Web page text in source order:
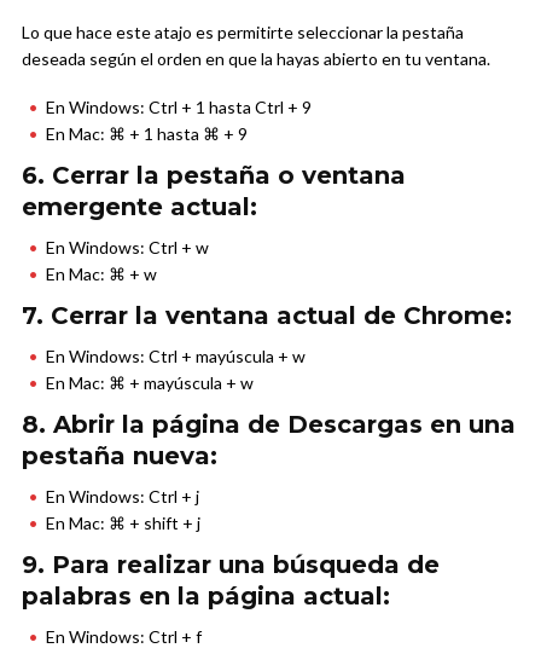
Lo que hace este atajo es permitirte seleccionar la pestaña
deseada según el orden en que la hayas abierto en tu ventana.
En Windows: Ctrl + 1 hasta Ctrl + 9
En Mac: ⌘ + 1 hasta ⌘ + 9
6. Cerrar la pestaña o ventana
emergente actual:
En Windows: Ctrl + w
En Mac: ⌘ + w
7. Cerrar la ventana actual de Chrome:
En Windows: Ctrl + mayúscula + w
En Mac: ⌘ + mayúscula + w
8. Abrir la página de Descargas en una
pestaña nueva:
En Windows: Ctrl + j
En Mac: ⌘ + shift + j
9. Para realizar una búsqueda de
palabras en la página actual:
En Windows: Ctrl + f